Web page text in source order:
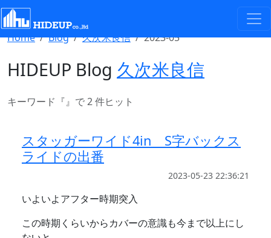
Home Blog 久次米良信 2023-05
HIDEUP Blog 久次米良信
キーワード『』で 2 件ヒット
スタッガーワイド4in S字バックス
ライドの出番
2023-05-23 22:36:21
いよいよアフター時期突入
この時期くらいからカバーの意識も今まで以上にし